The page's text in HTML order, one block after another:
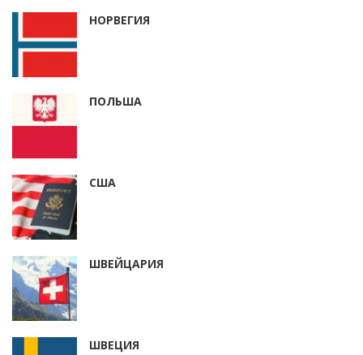
НОРВЕГИЯ
ПОЛЬША
США
ШВЕЙЦАРИЯ
ШВЕЦИЯ